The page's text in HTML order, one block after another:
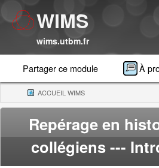
WIMS
wims.utbm.fr
Partager ce module À
ACCUEIL WIMS(CURRENT)
Repérage en
collégiens---